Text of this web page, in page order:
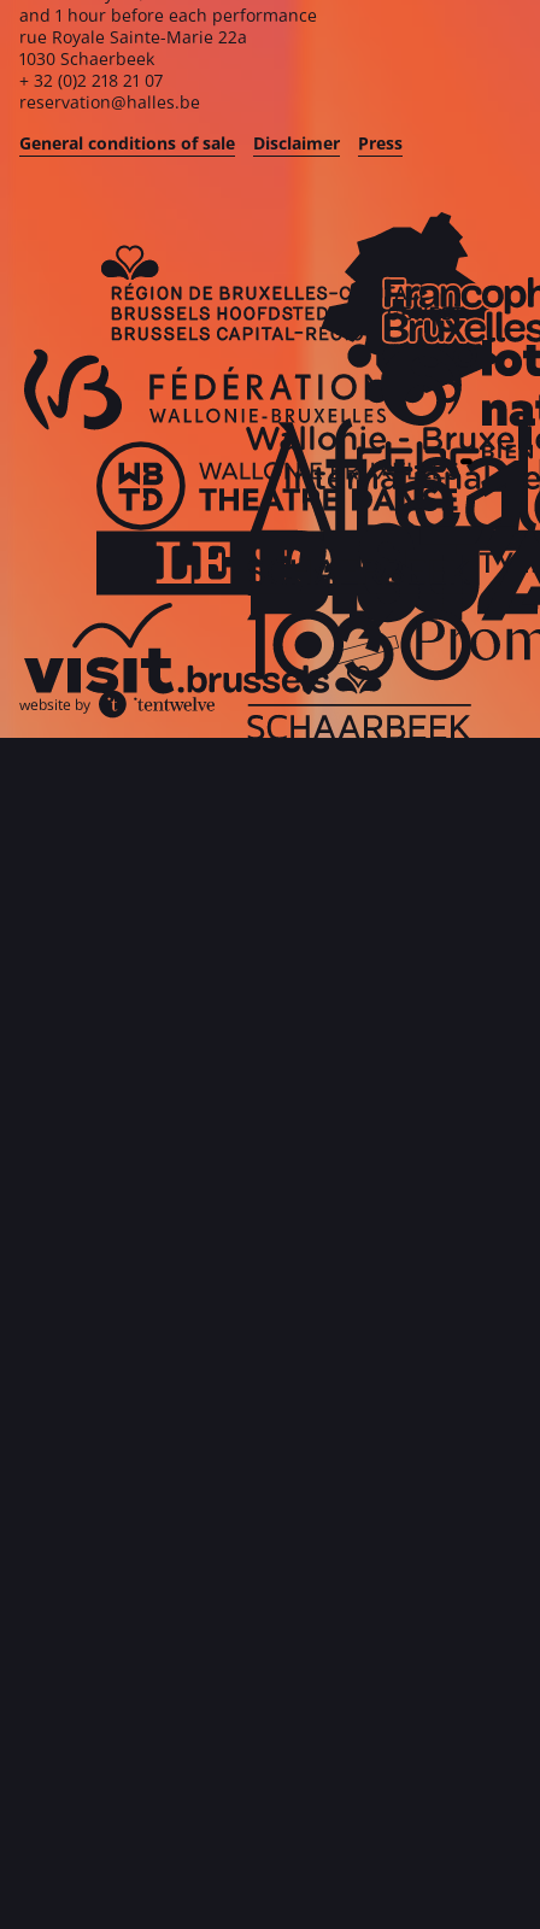
and 1 hour before each performance
rue Royale Sainte-Marie 22a
1030 Schaerbeek
+ 32 (0)2 218 21 07
reservation@halles.be
General conditions of sale
Disclaimer Press
website by